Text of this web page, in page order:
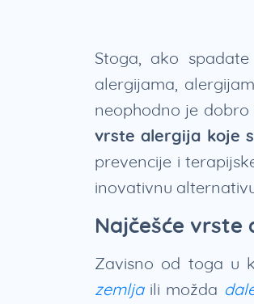
Stoga, ako
alergijama,
neophodno je
vrste alergija koje
prevencije i
inovativnu
Najčešće
Zavisno od toga u
zemljaili možda